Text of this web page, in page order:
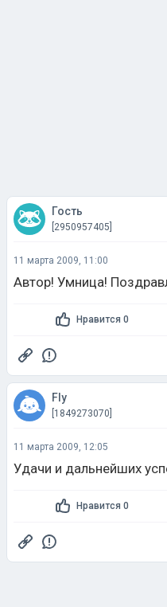
Гость
[2950957405]
11 марта 2009, 11:00
Автор! Умница!
Нравится 0
Fly
[1849273070]
11 марта 2009, 12:05
Удачи и дальнейших
Нравится 0